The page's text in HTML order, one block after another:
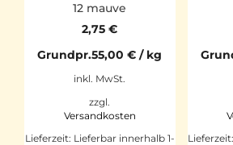
12 mauve
2,75€
Grundpr.55,00€ / kg
inkl. MwSt.
zzgl.
Versandkosten
Lieferzeit: Lieferbar innerhalb 1-
Lieferzeit: